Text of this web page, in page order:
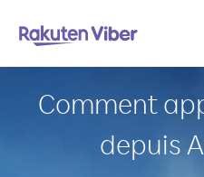
Comment
depuis